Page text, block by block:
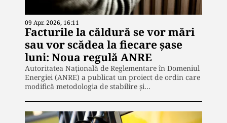
09 Apr. 2026, 16:11
Facturile la căldură se vor mări
sau vor scădea la fiecare șase
luni: Noua regulă ANRE
Autoritatea Națională de Reglementare în Domeniul
Energiei (ANRE) a publicat un proiect de ordin care
modifică metodologia de stabilire și…